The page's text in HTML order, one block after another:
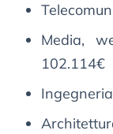
Media,
102.114€